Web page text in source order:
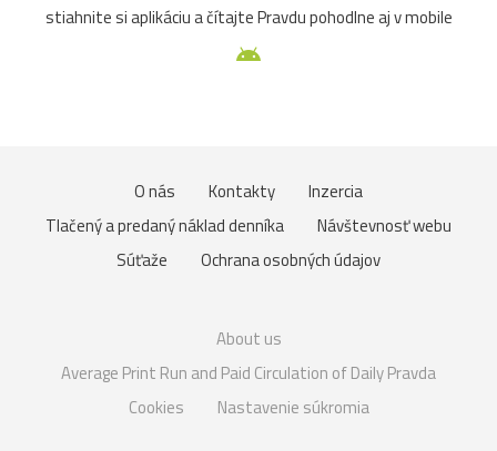
stiahnite si aplikáciu a čítajte Pravdu pohodlne aj v mobile
O nás Kontakty
Inzercia
Tlačený a predaný náklad denníka
Návštevnosť webu
Súťaže
Ochrana osobných údajov
About us
Average Print Run and Paid Circulation of Daily Pravda
Cookies
Nastavenie súkromia